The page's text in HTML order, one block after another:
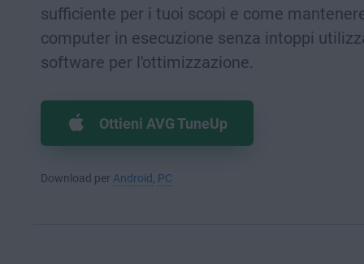
sufficiente per i tuoi scopi e come
computer in esecuzione senza intoppi
software per l'ottimizzazione.
Ottieni AVG TuneUp
Download per Android PC